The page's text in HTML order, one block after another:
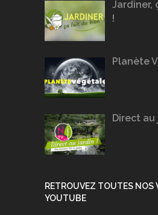
Jardiner,
!
Planète
Direct au
RETROUVEZ TOUTES NOS
YOUTUBE